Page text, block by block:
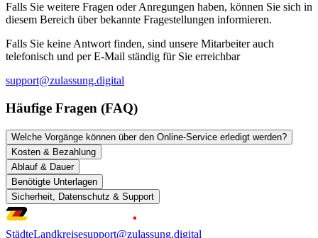
Falls Sie weitere Fragen oder Anregungen haben, können Sie sich in
diesem Bereich über bekannte Fragestellungen informieren.
Falls Sie keine Antwort finden, sind unsere Mitarbeiter auch
telefonisch und per E-Mail ständig für Sie erreichbar
support@zulassung.digital
Häufige Fragen (FAQ)
Welche Vorgänge können über den Online-Service erledigt werden?
Kosten & Bezahlung
Ablauf & Dauer
Benötigte Unterlagen
Sicherheit, Datenschutz & Support
StädteLandkreisesupport@zulassung.digital